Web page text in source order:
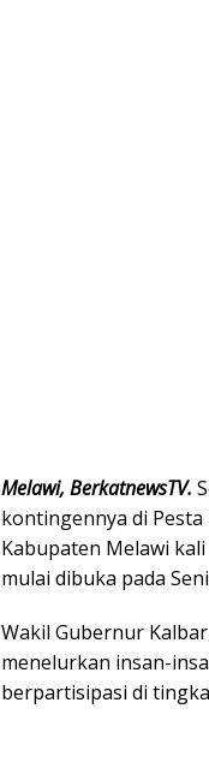
Melawi, BerkatnewsTV.
kontingennya di Pesta
Kabupaten Melawi
mulai dibuka pada
Wakil Gubernur
menelurkan insan-
berpartisipasi di